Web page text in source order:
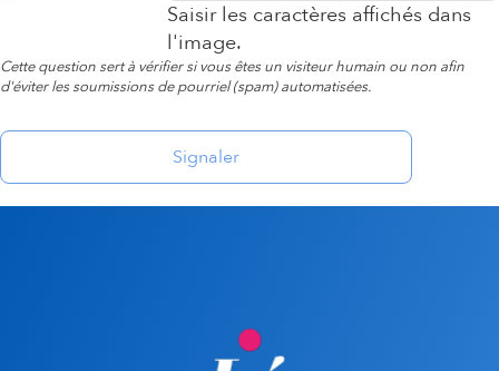
Saisir les caractères affichés dans
l'image.
Cette question sert à vérifier si vous êtes un visiteur humain ou non afin
d'éviter les soumissions de pourriel (spam) automatisées.